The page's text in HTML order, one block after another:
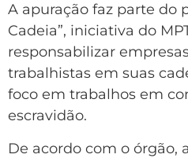
A apuração faz parte do
Cadeia”, iniciativa do
responsabilizar
trabalhistas em suas
foco em trabalhos em
escravidão.
De acordo com o órgão,